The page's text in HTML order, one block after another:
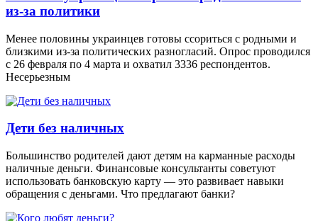
из-за политики
Менее половины украинцев готовы ссориться с родными и
близкими из-за политических разногласий. Опрос проводился
с 26 февраля по 4 марта и охватил 3336 респондентов.
Несерьезным
Дети без наличных
Большинство родителей дают детям на карманные расходы
наличные деньги. Финансовые консультанты советуют
использовать банковскую карту — это развивает навыки
обращения с деньгами. Что предлагают банки?